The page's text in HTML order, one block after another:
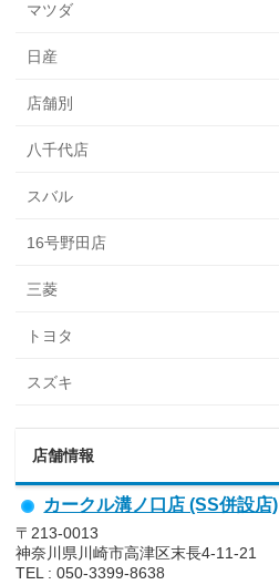
マツダ
日産
店舗別
八千代店
スバル
16号野田店
三菱
トヨタ
スズキ
店舗情報
カークル溝ノ口店 (SS併設店)
〒213-0013
神奈川県川崎市高津区末長4-11-21
TEL : 050-3399-8638